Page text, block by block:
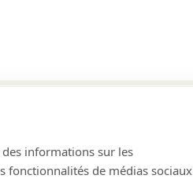
informations sur les
fonctionnalités de médias sociaux